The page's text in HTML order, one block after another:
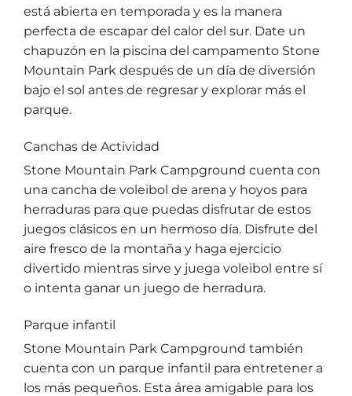
está abierta en temporada y es la manera
perfecta de escapar del calor del sur. Date un
chapuzón en la piscina del campamento Stone
Mountain Park después de un día de diversión
bajo el sol antes de regresar y explorar más el
parque.
Canchas de Actividad
Stone Mountain Park Campground cuenta con
una cancha de voleibol de arena y hoyos para
herraduras para que puedas disfrutar de estos
juegos clásicos en un hermoso día. Disfrute del
aire fresco de la montaña y haga ejercicio
divertido mientras sirve y juega voleibol entre sí
o intenta ganar un juego de herradura.
Parque infantil
Stone Mountain Park Campground también
cuenta con un parque infantil para entretener a
los más pequeños. Esta área amigable para los